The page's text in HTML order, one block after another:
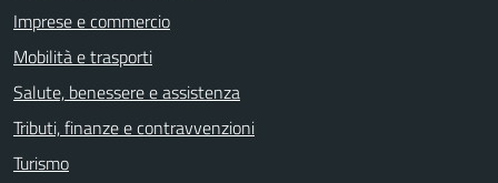
Imprese e commercio
Mobilità e trasporti
Salute, benessere e assistenza
Tributi, finanze e contravvenzioni
Turismo